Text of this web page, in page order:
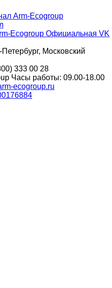
Официальная VK
Московский
333 00 28
Часы работы: 09.00-18.00
ecogroup.ru